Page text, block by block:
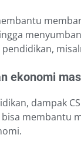
ekonomi
dampak
membantu